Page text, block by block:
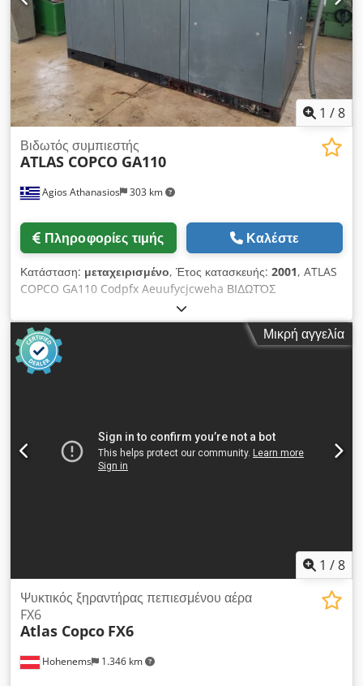
1 /8
Agios Athanasios 303 km
Βιδωτός συμπιεστής
ATLAS COPCO GA110
Πληροφορίες τιμής Καλέστε
Κατάσταση: μεταχειρισμένο, Έτος κατασκευής: 2001, ATLAS
COPCO GA110 Codpfx Aeuufycjcweha ΒΙΔΩΤΌΣ
Μικρή αγγελία
1 /8
Hohenems 1.346 km
Ψυκτικός ξηραντήρας πεπιεσμένου αέρα
FX6
Atlas Copco FX6